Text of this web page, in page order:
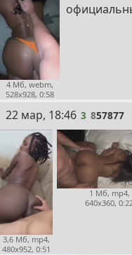
4 Мб, webm,
528x928, 0:58
3
22 мар, 18:46 3 857877
3,6 Мб, mp4,
480x952, 0:51
1 Мб, mp4,
640x360,